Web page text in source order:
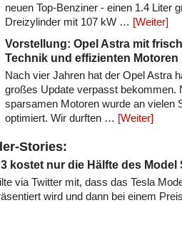
neuen Top-Benziner - einen 1.4 Liter
Dreizylinder mit 107 kW … [Weiter]
Vorstellung: Opel Astra mit
Technik und effizienten Motoren
Nach vier Jahren hat der Opel Astra
großes Update verpasst bekommen.
sparsamen Motoren wurde an vielen
optimiert. Wir durften … [Weiter]
Stories:
kostet nur die Hälfte des Model
via Twitter mit, dass das Tesla
wird und dann bei einem